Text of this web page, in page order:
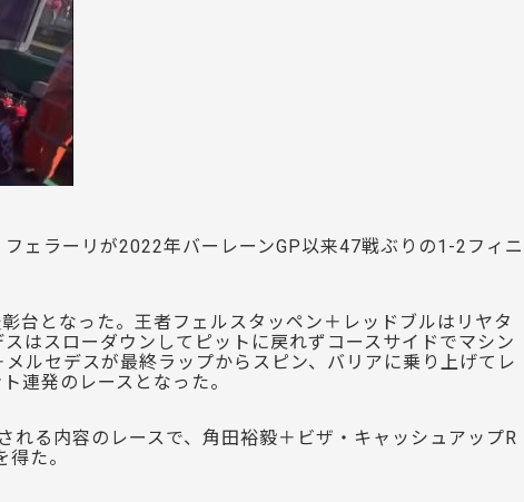
ェラーリが2022年バーレーンGP以来47戦ぶりの1-2フィニ
台となった。王者フェルスタッペン＋レッドブルはリヤタ
はスローダウンしてピットに戻れずコースサイドでマシン
ルセデスが最終ラップからスピン、バリアに乗り上げてレ
連発のレースとなった。
れる内容のレースで、角田裕毅＋ビザ・キャッシュアップR
た。